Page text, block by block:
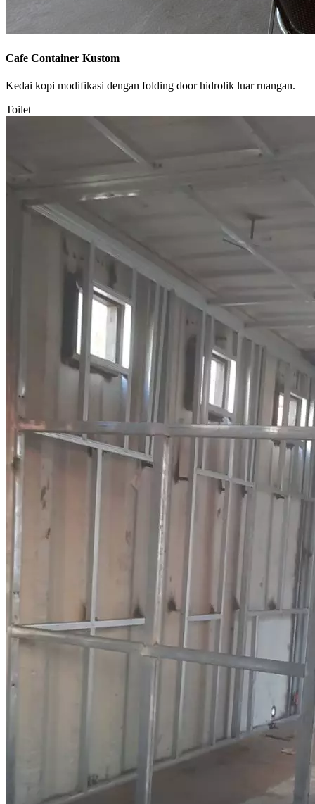
Cafe Container Kustom
Kedai kopi modifikasi dengan folding door hidrolik luar ruangan.
Toilet